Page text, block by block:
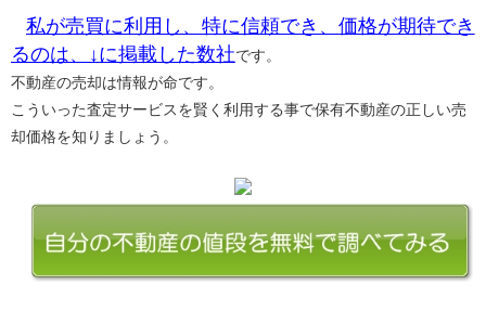
私が売買に利用し、特に信頼でき、価格が期待でき
るのは、↓に掲載した数社です。
不動産の売却は情報が命です。
こういった査定サービスを賢く利用する事で保有不動産の正しい売
却価格を知りましょう。